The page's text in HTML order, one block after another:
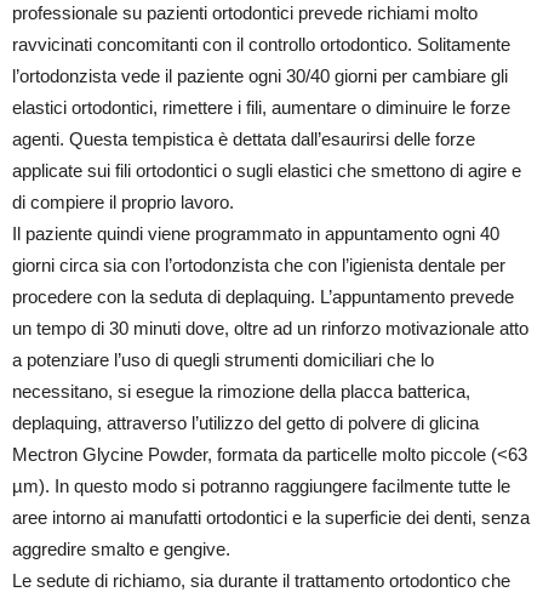
professionale su pazienti ortodontici prevede richiami molto
ravvicinati concomitanti con il controllo ortodontico. Solitamente
l’ortodonzista vede il paziente ogni 30/40 giorni per cambiare gli
elastici ortodontici, rimettere i fili, aumentare o diminuire le forze
agenti. Questa tempistica è dettata dall’esaurirsi delle forze
applicate sui fili ortodontici o sugli elastici che smettono di agire e
di compiere il proprio lavoro.
Il paziente quindi viene programmato in appuntamento ogni 40
giorni circa sia con l’ortodonzista che con l’igienista dentale per
procedere con la seduta di deplaquing. L’appuntamento prevede
un tempo di 30 minuti dove, oltre ad un rinforzo motivazionale atto
a potenziare l’uso di quegli strumenti domiciliari che lo
necessitano, si esegue la rimozione della placca batterica,
deplaquing, attraverso l’utilizzo del getto di polvere di glicina
Mectron Glycine Powder, formata da particelle molto piccole (<63
µm). In questo modo si potranno raggiungere facilmente tutte le
aree intorno ai manufatti ortodontici e la superficie dei denti, senza
aggredire smalto e gengive.
Le sedute di richiamo, sia durante il trattamento ortodontico che